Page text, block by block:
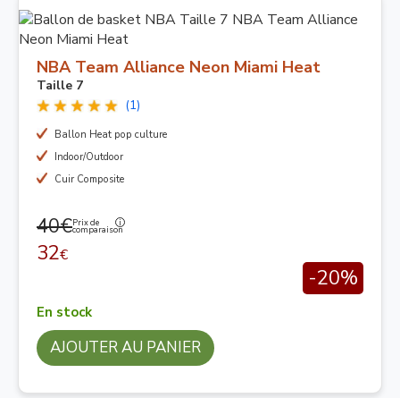
NBA Team Alliance Neon Miami Heat
Taille 7
(1)
Ballon Heat pop culture
Indoor/Outdoor
Cuir Composite
40€Prix de
comparaison
32€
-20%
En stock
AJOUTER AU PANIER